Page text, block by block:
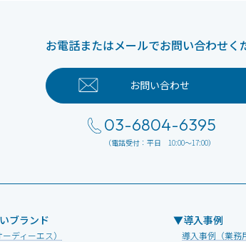
お電話またはメールでお問い合わせく
03-6804-6395
（電話受付：平日 10:00～17:00）
お問い合わせ
ブランド
ディーエス）
▼導入事例
導入事例（業務